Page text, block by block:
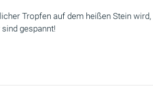
Tropfen auf dem heißen Stein
gespannt!